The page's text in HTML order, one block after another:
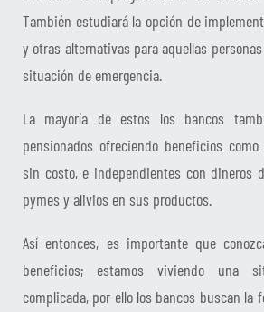
También estudiará la opción de
y otras alternativas para aquellas
situación de emergencia.
La mayoría de estos los bancos
pensionados ofreciendo beneficios
sin costo, e independientes con dineros
pymes y alivios en sus productos.
Así entonces, es importante que
beneficios; estamos viviendo una
complicada, por ello los bancos buscan la